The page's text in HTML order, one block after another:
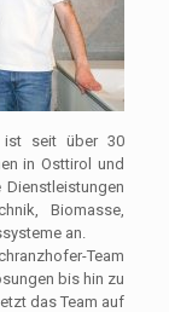
ist seit über 30
in Osttirol und
Biomasse,
an.
Team
bis hin zu
das Team auf